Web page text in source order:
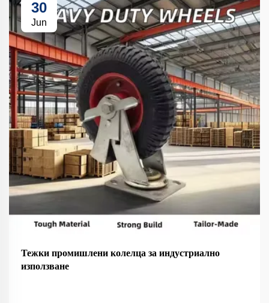
30
Jun
Тежки промишлени колелца за индустриално
използване